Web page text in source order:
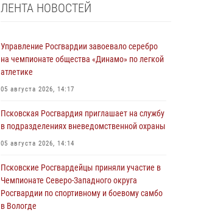
ЛЕНТА НОВОСТЕЙ
Управление Росгвардии завоевало серебро
на чемпионате общества «Динамо» по легкой
атлетике
05 августа 2026, 14:17
Псковская Росгвардия приглашает на службу
в подразделениях вневедомственной охраны
05 августа 2026, 14:14
Псковские Росгвардейцы приняли участие в
Чемпионате Северо-Западного округа
Росгвардии по спортивному и боевому самбо
в Вологде